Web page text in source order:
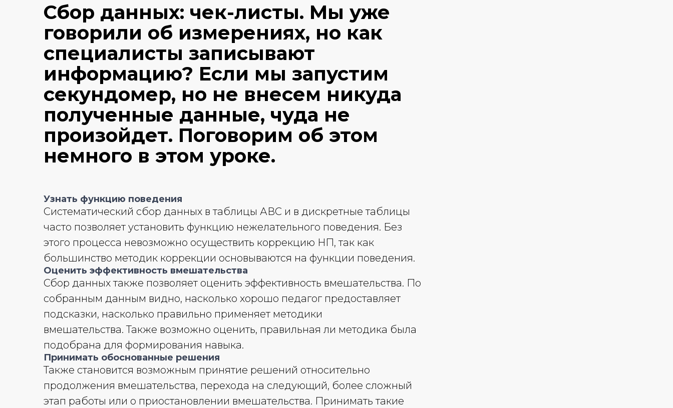
Сбор данных: чек-листы. Мы уже
говорили об измерениях, но как
специалисты записывают
информацию? Если мы запустим
секундомер, но не внесем никуда
полученные данные, чуда не
произойдет. Поговорим об этом
немного в этом уроке.
Узнать функцию поведения
Систематический сбор данных в таблицы АВС и в дискретные таблицы
часто позволяет установить функцию нежелательного поведения. Без
этого процесса невозможно осуществить коррекцию НП, так как
большинство методик коррекции основываются на функции поведения.
Оценить эффективность вмешательства
Сбор данных также позволяет оценить эффективность вмешательства. По
собранным данным видно, насколько хорошо педагог предоставляет
подсказки, насколько правильно применяет методики
вмешательства. Также возможно оценить, правильная ли методика была
подобрана для формирования навыка.
Принимать обоснованные решения
Также становится возможным принятие решений относительно
продолжения вмешательства, перехода на следующий, более сложный
этап работы или о приостановлении вмешательства. Принимать такие